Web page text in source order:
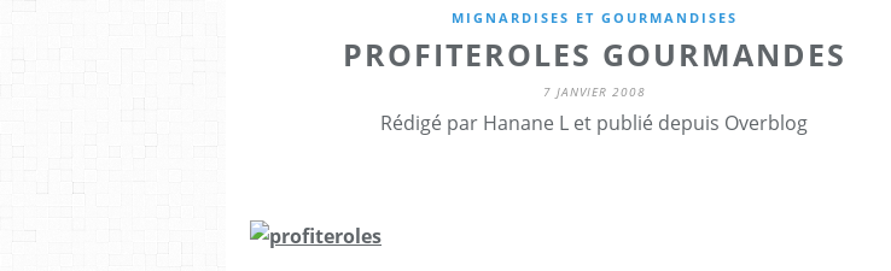
MIGNARDISES ET GOURMANDISES
PROFITEROLES GOURMANDES
7 JANVIER 2008
Rédigé par Hanane L et publié depuis Overblog